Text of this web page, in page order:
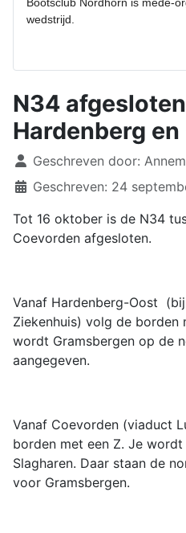
wedstrijd.
N34
Hardenberg
Details
Geschreven door:
Geschreven: 24
Tot 16 oktober is de N34
Coevorden afgesloten.
Vanaf Hardenberg-Oost
Ziekenhuis) volg de borden
wordt Gramsbergen op de
aangegeven.
Vanaf Coevorden (viaduct
borden met een Z. Je
Slagharen. Daar staan de
voor Gramsbergen.